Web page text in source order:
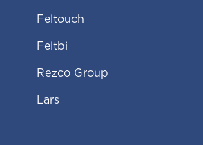
Feltouch
Feltbi
Rezco Group
Lars